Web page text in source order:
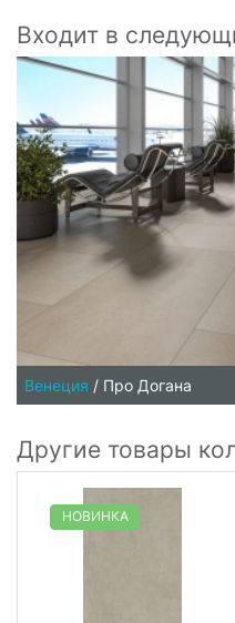
Входит в
Венеция / Про Догана
Другие товары
НОВИНКА